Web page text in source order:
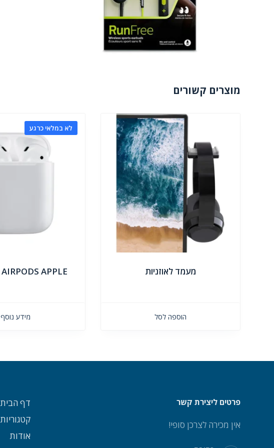
מוצרים קשורים
מעמד לאוזניות
הוספה לסל
לא במלאי כרגע
AIRPODS APPLE יבואן רשמי
מידע נוסף
פרטים ליצירת קשר
אין מכירה לצרכן סופי!
דף הבית
קטגוריות
אודות